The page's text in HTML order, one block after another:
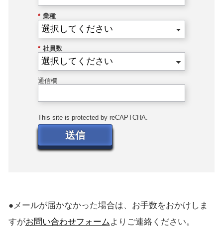
* 業種
* 社員数
通信欄
This site is protected by reCAPTCHA.
送信
●メールが届かなかった場合は、お手数をおかけしま
すがお問い合わせフォーム よりご連絡ください。